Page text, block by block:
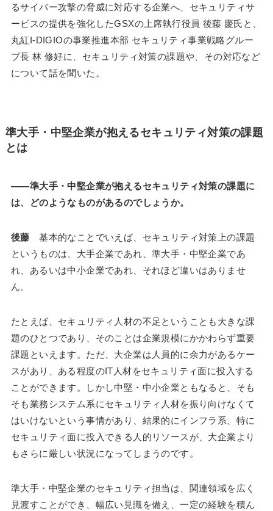
るサイバー攻撃の脅威に対応する企業へ、セキュリティサ
ービスの提供を強化したGSXの上席執行役員 後藤 慶氏と、
丸紅I-DIGIOの事業推進本部 セキュリティ事業戦略グルー
プ長 林 修好に、セキュリティ対策の課題や、その対応など
について話を聞いた。
準大手・中堅企業が抱えるセキュリティ対策の課題
とは
――準大手・中堅企業が抱えるセキュリティ対策の課題に
は、どのようなものがあるのでしょうか。
後藤 基本的なことでいえば、セキュリティ対策上の課題
というものは、大手企業であれ、準大手・中堅企業であ
れ、あるいは中小企業であれ、それほど違いはありませ
ん。
たとえば、セキュリティ人材の不足ということも大きな課
題のひとつであり、そのことは企業規模にかかわらず重要
課題といえます。ただ、大企業は人員的に余力があるケー
スがあり、ある程度のIT人材をセキュリティ面に投入する
ことができます。しかし中堅・中小企業ともなると、そも
そも業務システム系にセキュリティ人材を振り向けなくて
はいけないという事情があり、結果的にインフラ系、特に
セキュリティ面に投入できる人的リソースが、大企業より
もさらに厳しい状況になってしまうのです。
準大手・中堅企業のセキュリティ担当は、関連領域を広く
見渡すことができ、幅広い見識を備え、一定の経験を積ん